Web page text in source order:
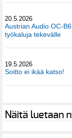
20.5.2026
Austrian Audio OC-
työkaluja tekevälle
19.5.2026
Soitto ei ikää katso!
Näitä luetaan